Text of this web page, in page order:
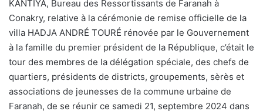
KANTIYA, Bureau des Ressortissants de Faranah à
Conakry, relative à la cérémonie de remise officielle de la
villa HADJA ANDRÉ TOURÉ rénovée par le Gouvernement
à la famille du premier président de la République, c’était le
tour des membres de la délégation spéciale, des chefs de
quartiers, présidents de districts, groupements, sèrès et
associations de jeunesses de la commune urbaine de
Faranah, de se réunir ce samedi 21, septembre 2024 dans